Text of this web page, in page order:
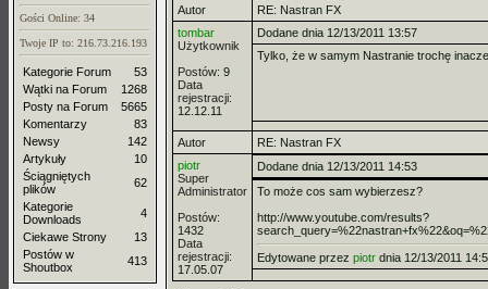
Gości Online: 34
Twoje IP to: 216.73.216.193
Kategorie Forum
53
Wątki na Forum
1268
Posty na Forum
5665
Komentarzy
83
Newsy
142
Artykuły
10
Ściągniętych
plików
62
Kategorie
Downloads
4
Ciekawe Strony
13
Postów w
Shoutbox
413
Autor
RE: Nastran FX
tombar
Użytkownik
Postów: 9
Data
rejestracji:
12.12.11
Dodane dnia 12/13/2011 13:57
Tylko, że w samym Nastranie trochę
Autor
RE: Nastran FX
piotr
Super
Administrator
Postów:
1432
Data
rejestracji:
17.05.07
Dodane dnia 12/13/2011 14:53
To może cos sam wybierzesz?
http://www.youtube.com/results?
Edytowane przez piotr dnia 12/13/2011